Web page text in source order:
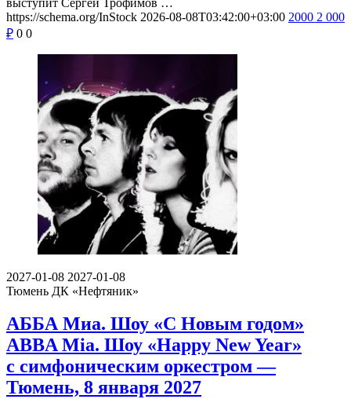
https://schema.org/InStock 2026-08-08T03:42:00+03:00 2000 2 000
₽ 0 0
2027-01-08 2027-01-08
Тюмень ДК «Нефтяник»
АББА Миа. Шоу «С Новым годом»
ABBA Mia. Шоу «Happy New Year»
с симфоническим оркестром —
Тюмень, 8 января 2027